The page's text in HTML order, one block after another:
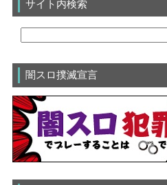
サイト内検索
闇スロ撲滅宣言